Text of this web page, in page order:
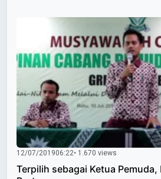
12/07/201906:22• 1.670 views
Terpilih sebagai Ketua Pemuda,